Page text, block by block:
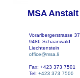
MSA Anstalt
Vorarlbergerstrasse 37
9486 Schaanwald
Liechtenstein
office@msa.li
Fax: +423 373 7501
Tel: +423 373 7500